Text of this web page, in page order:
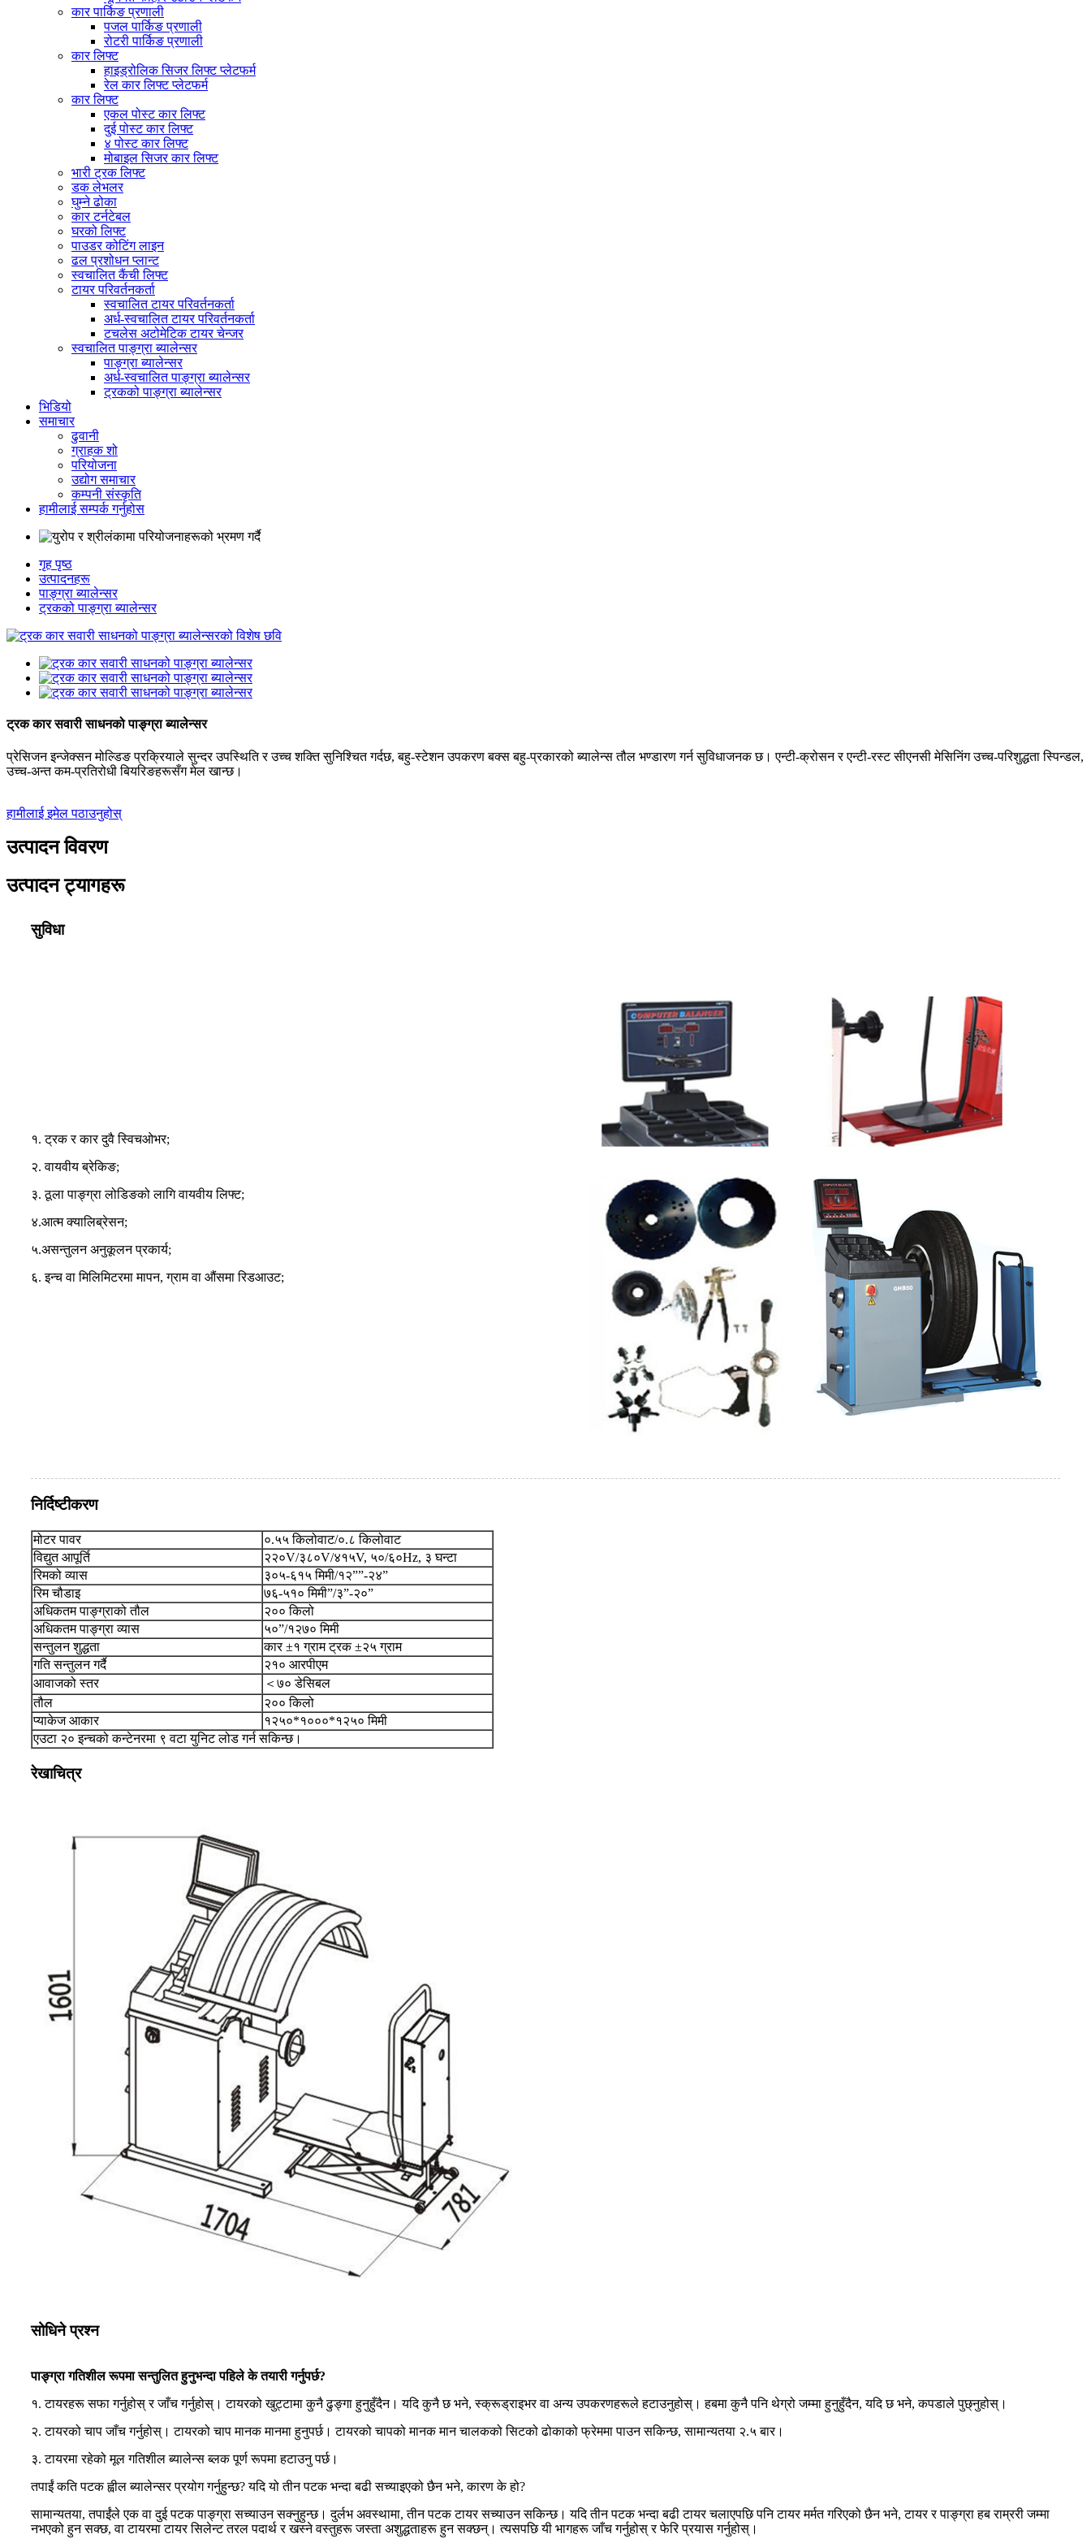
कार पार्किङ प्रणाली
पजल पार्किङ प्रणाली
रोटरी पार्किङ प्रणाली
कार लिफ्ट
हाइड्रोलिक सिजर लिफ्ट प्लेटफर्म
रेल कार लिफ्ट प्लेटफर्म
कार लिफ्ट
एकल पोस्ट कार लिफ्ट
दुई पोस्ट कार लिफ्ट
४ पोस्ट कार लिफ्ट
मोबाइल सिजर कार लिफ्ट
भारी ट्रक लिफ्ट
डक लेभलर
घुम्ने ढोका
कार टर्नटेबल
घरको लिफ्ट
पाउडर कोटिंग लाइन
ढल प्रशोधन प्लान्ट
स्वचालित कैंची लिफ्ट
टायर परिवर्तनकर्ता
स्वचालित टायर परिवर्तनकर्ता
अर्ध-स्वचालित टायर परिवर्तनकर्ता
टचलेस अटोमेटिक टायर चेन्जर
स्वचालित पाङ्ग्रा ब्यालेन्सर
पाङ्ग्रा ब्यालेन्सर
अर्ध-स्वचालित पाङ्ग्रा ब्यालेन्सर
ट्रकको पाङ्ग्रा ब्यालेन्सर
भिडियो
समाचार
ढुवानी
ग्राहक शो
परियोजना
उद्योग समाचार
कम्पनी संस्कृति
हामीलाई सम्पर्क गर्नुहोस
गृह पृष्ठ
उत्पादनहरू
पाङ्ग्रा ब्यालेन्सर
ट्रकको पाङ्ग्रा ब्यालेन्सर
ट्रक कार सवारी साधनको पाङ्ग्रा ब्यालेन्सर
प्रेसिजन इन्जेक्सन मोल्डिङ प्रक्रियाले सुन्दर उपस्थिति र उच्च शक्ति सुनिश्चित गर्दछ, बहु-स्टेशन उपकरण बक्स बहु-प्रकारको ब्यालेन्स तौल भण्डारण गर्न सुविधाजनक छ। एन्टी-क्रोसन र एन्टी-रस्ट सीएनसी मेसिनिंग उच्च-परिशुद्धता स्पिन्डल,
उच्च-अन्त कम-प्रतिरोधी बियरिङहरूसँग मेल खान्छ।
हामीलाई इमेल पठाउनुहोस्
उत्पादन विवरण
उत्पादन ट्यागहरू
सुविधा
१. ट्रक र कार दुवै स्विचओभर;
२. वायवीय ब्रेकिङ;
३. ठूला पाङ्ग्रा लोडिङको लागि वायवीय लिफ्ट;
४.आत्म क्यालिब्रेसन;
५.असन्तुलन अनुकूलन प्रकार्य;
६. इन्च वा मिलिमिटरमा मापन, ग्राम वा औंसमा रिडआउट;
निर्दिष्टीकरण
मोटर पावर
०.५५ किलोवाट/०.८ किलोवाट
विद्युत आपूर्ति
२२०V/३८०V/४१५V, ५०/६०Hz, ३ घन्टा
रिमको व्यास
३०५-६१५ मिमी/१२””-२४”
रिम चौडाइ
७६-५१० मिमी”/३”-२०”
अधिकतम पाङ्ग्राको तौल
२०० किलो
अधिकतम पाङ्ग्रा व्यास
५०”/१२७० मिमी
सन्तुलन शुद्धता
कार ±१ ग्राम ट्रक ±२५ ग्राम
गति सन्तुलन गर्दै
२१० आरपीएम
आवाजको स्तर
＜७० डेसिबल
तौल
२०० किलो
प्याकेज आकार
१२५०*१०००*१२५० मिमी
एउटा २० इन्चको कन्टेनरमा ९ वटा युनिट लोड गर्न सकिन्छ।
रेखाचित्र
सोधिने प्रश्न
पाङ्ग्रा गतिशील रूपमा सन्तुलित हुनुभन्दा पहिले के तयारी गर्नुपर्छ?
१. टायरहरू सफा गर्नुहोस् र जाँच गर्नुहोस्। टायरको खुट्टामा कुनै ढुङ्गा हुनुहुँदैन। यदि कुनै छ भने, स्क्रूड्राइभर वा अन्य उपकरणहरूले हटाउनुहोस्। हबमा कुनै पनि थेग्रो जम्मा हुनुहुँदैन, यदि छ भने, कपडाले पुछ्नुहोस्।
२. टायरको चाप जाँच गर्नुहोस्। टायरको चाप मानक मानमा हुनुपर्छ। टायरको चापको मानक मान चालकको सिटको ढोकाको फ्रेममा पाउन सकिन्छ, सामान्यतया २.५ बार।
३. टायरमा रहेको मूल गतिशील ब्यालेन्स ब्लक पूर्ण रूपमा हटाउनु पर्छ।
तपाईं कति पटक ह्वील ब्यालेन्सर प्रयोग गर्नुहुन्छ? यदि यो तीन पटक भन्दा बढी सच्याइएको छैन भने, कारण के हो?
सामान्यतया, तपाईंले एक वा दुई पटक पाङ्ग्रा सच्याउन सक्नुहुन्छ। दुर्लभ अवस्थामा, तीन पटक टायर सच्याउन सकिन्छ। यदि तीन पटक भन्दा बढी टायर चलाएपछि पनि टायर मर्मत गरिएको छैन भने, टायर र पाङ्ग्रा हब राम्ररी जम्मा
नभएको हुन सक्छ, वा टायरमा टायर सिलेन्ट तरल पदार्थ र खस्ने वस्तुहरू जस्ता अशुद्धताहरू हुन सक्छन्। त्यसपछि यी भागहरू जाँच गर्नुहोस् र फेरि प्रयास गर्नुहोस्।